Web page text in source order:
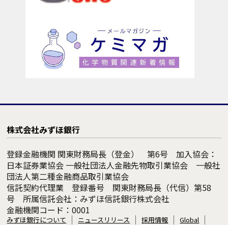
株式会社みずほ銀行
登録金融機関 関東財務局長（登金） 第6号 加入協会：
日本証券業協会 一般社団法人金融先物取引業協会 一般社
団法人第二種金融商品取引業協会
信託契約代理業 登録番号 関東財務局長（代信）第58
号 所属信託会社：みずほ信託銀行株式会社
金融機関コード：0001
みずほ銀行について ニュースリリース 採用情報
Global